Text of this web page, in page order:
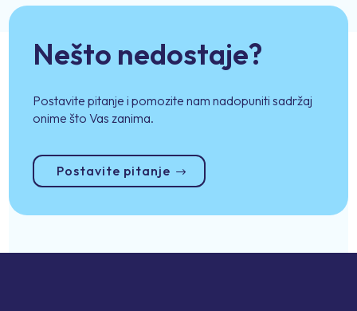
Nešto nedostaje?
Postavite pitanje i pomozite nam nadopuniti sadržaj
onime što Vas zanima.
Postavite pitanje